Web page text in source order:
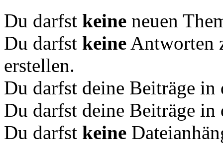
Du darfst keine neuen
Du darfst keine Antworten
erstellen.
Du darfst deine Beiträge
Du darfst deine Beiträge
Du darfst keine